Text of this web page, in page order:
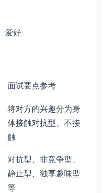
爱好
面试要点参考
将对方的兴趣分为身
体接触对抗型、不接
触
对抗型、非竞争型、
静止型、独享趣味型
等